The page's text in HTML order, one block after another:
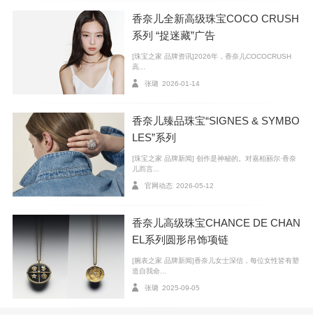
香奈儿全新高级珠宝COCO CRUSH
系列 “捉迷藏”广告
[珠宝之家 品牌资讯]2026年，香奈儿COCOCRUSH
高...
张璐 2026-01-14
香奈儿臻品珠宝“SIGNES & SYMBO
LES”系列
[珠宝之家 品牌新闻] 创作是神秘的。对嘉柏丽尔·香奈
儿而言...
官网动态 2026-05-12
香奈儿高级珠宝CHANCE DE CHAN
EL系列圆形吊饰项链
[腕表之家 品牌新闻]香奈儿女士深信，每位女性皆有塑
造自我命...
张璐 2025-09-05